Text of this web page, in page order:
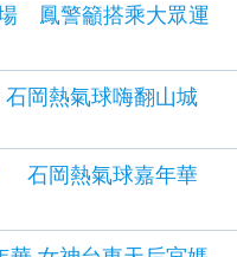
鳳警籲搭乘大眾運
岡熱氣球嗨翻山城
石岡熱氣球嘉年華